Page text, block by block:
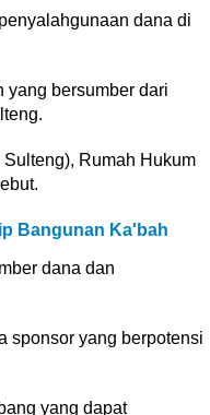
dana di
yang bersumber dari
Rumah Hukum
Bangunan Ka'bah
dana dan
sponsor yang berpotensi
yang dapat